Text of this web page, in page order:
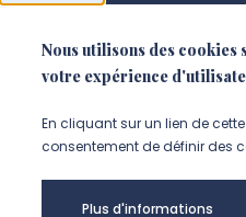
NOUS SUIVRE
Suivez-nous
Suivez-
Mentions légales
Nous utilisons des
votre expérience
En cliquant sur un lien de
consentement de définir des
Plus d'informations